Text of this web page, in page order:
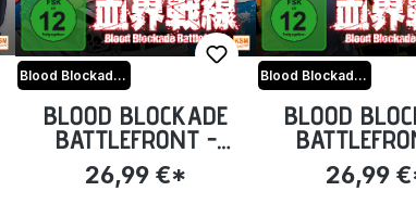
Blood Blockade Battlefront
BLOOD BLOCKADE
BATTLEFRONT -
VOLUME 2: EPISODE
6-9 [DVD]
26,99 €*
Blood Blockade Battlefront
BLOOD
VOLUME 1:
5 [DVD]
26,99